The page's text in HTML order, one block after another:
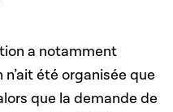
a notamment
été organisée que
que la demande de